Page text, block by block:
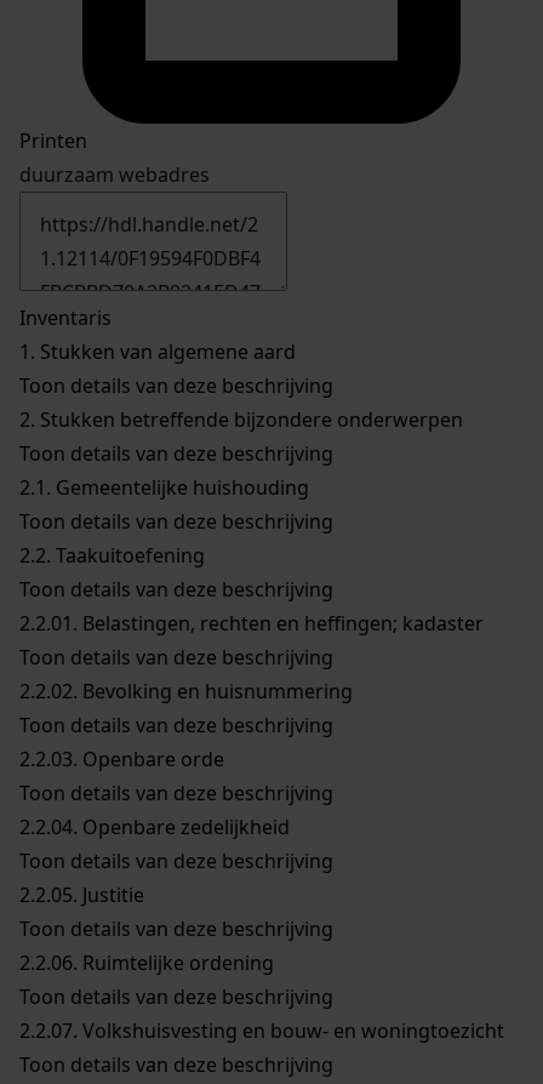
Printen
duurzaam webadres
Inventaris
1. Stukken van algemene aard
Toon details van deze beschrijving
2. Stukken betreffende bijzondere onderwerpen
Toon details van deze beschrijving
2.1. Gemeentelijke huishouding
Toon details van deze beschrijving
2.2. Taakuitoefening
Toon details van deze beschrijving
2.2.01. Belastingen, rechten en heffingen; kadaster
Toon details van deze beschrijving
2.2.02. Bevolking en huisnummering
Toon details van deze beschrijving
2.2.03. Openbare orde
Toon details van deze beschrijving
2.2.04. Openbare zedelijkheid
Toon details van deze beschrijving
2.2.05. Justitie
Toon details van deze beschrijving
2.2.06. Ruimtelijke ordening
Toon details van deze beschrijving
2.2.07. Volkshuisvesting en bouw- en woningtoezicht
Toon details van deze beschrijving